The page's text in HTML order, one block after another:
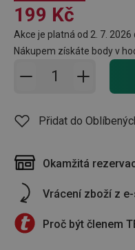
199 Kč
Akce je platná od 2. 7. 2026
Nákupem získáte body v
Přidat do košíku -
Přidat do
Okamžitá
Vrácení zboží z
Proč být členem